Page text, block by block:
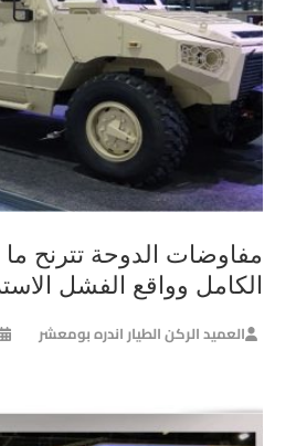
مفاوضات الدوحة تترنح ما
الكامل وواقع الفشل
العميد الركن الطيار اندره بومعشر